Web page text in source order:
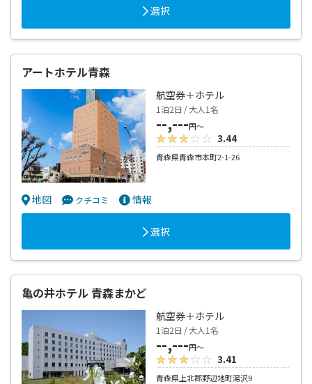
選択
アートホテル青森
航空券＋ホテル
1泊2日 / 大人1名
--,---円～
3.44
青森県青森市本町2-1-26
地図 クチコミ 情報
選択
亀の井ホテル 青森まかど
航空券＋ホテル
1泊2日 / 大人1名
--,---円～
3.41
青森県上北郡野辺地町湯沢9